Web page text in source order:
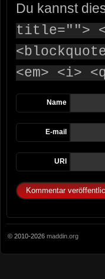
Du kannst
title="">
<em> <i>
Name
E-mail
URI
© 2010-2026 maddin.org